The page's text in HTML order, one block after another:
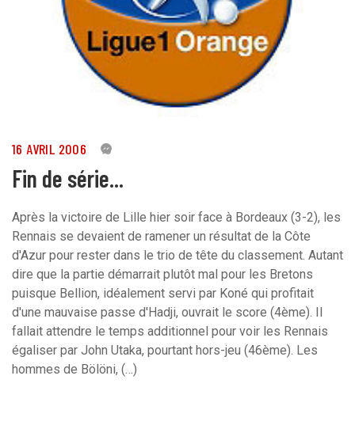
16 AVRIL 2006 0
Fin de série...
Après la victoire de Lille hier soir face à Bordeaux (3-2), les
Rennais se devaient de ramener un résultat de la Côte
d'Azur pour rester dans le trio de tête du classement. Autant
dire que la partie démarrait plutôt mal pour les Bretons
puisque Bellion, idéalement servi par Koné qui profitait
d'une mauvaise passe d'Hadji, ouvrait le score (4ème). Il
fallait attendre le temps additionnel pour voir les Rennais
égaliser par John Utaka, pourtant hors-jeu (46ème). Les
hommes de Bölöni, (…)